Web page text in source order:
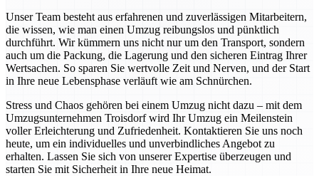
Unser Team besteht aus erfahrenen und zuverlässigen Mitarbeitern,
die wissen, wie man einen Umzug reibungslos und pünktlich
durchführt. Wir kümmern uns nicht nur um den Transport, sondern
auch um die Packung, die Lagerung und den sicheren Eintrag Ihrer
Wertsachen. So sparen Sie wertvolle Zeit und Nerven, und der Start
in Ihre neue Lebensphase verläuft wie am Schnürchen.
Stress und Chaos gehören bei einem Umzug nicht dazu – mit dem
Umzugsunternehmen Troisdorf wird Ihr Umzug ein Meilenstein
voller Erleichterung und Zufriedenheit. Kontaktieren Sie uns noch
heute, um ein individuelles und unverbindliches Angebot zu
erhalten. Lassen Sie sich von unserer Expertise überzeugen und
starten Sie mit Sicherheit in Ihre neue Heimat.